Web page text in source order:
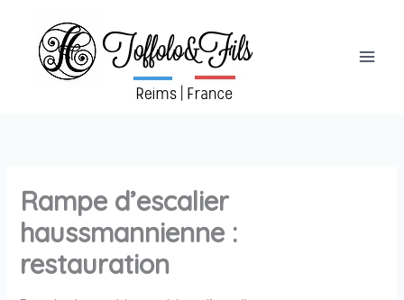
contenu
Rampe d’escalier
haussmannienne :
restauration